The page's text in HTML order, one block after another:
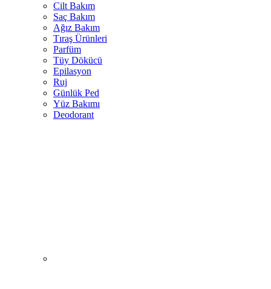
Cilt Bakım
Saç Bakım
Ağız Bakım
Tıraş Ürünleri
Parfüm
Tüy Dökücü
Epilasyon
Ruj
Günlük Ped
Yüz Bakımı
Deodorant